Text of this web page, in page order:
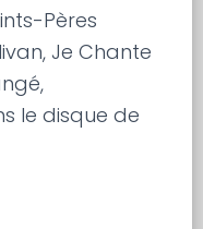
Pères
Je Chante
le disque de